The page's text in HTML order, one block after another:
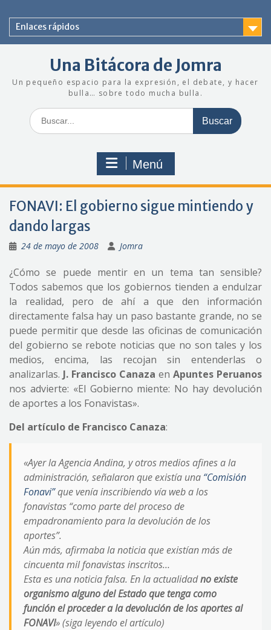
contenido
Enlaces rápidos
Una Bitácora de Jomra
Un pequeño espacio para la expresión, el debate, y hacer
bulla… sobre todo mucha bulla.
Buscar:
Menú
FONAVI: El gobierno sigue mintiendo y
dando largas
24 de mayo de 2008 Jomra
¿Cómo se puede mentir en un tema tan sensible?
Todos sabemos que los gobiernos tienden a endulzar
la realidad, pero de ahí a que den información
directamente falsa hay un paso bastante grande, no se
puede permitir que desde las oficinas de comunicación
del gobierno se rebote noticias que no son tales y los
medios, encima, las recojan sin entenderlas o
analizarlas. J. Francisco Canaza en Apuntes Peruanos
nos advierte: «El Gobierno miente: No hay devolución
de aportes a los Fonavistas».
Del artículo de Francisco Canaza:
«Ayer la Agencia Andina, y otros medios afines a la
administración, señalaron que existía una “Comisión
Fonavi”que venía inscribiendo vía web a los
fonavistas “como parte del proceso de
empadronamiento para la devolución de los
aportes”.
Aún más, afirmaba la noticia que existían más de
cincuenta mil fonavistas inscritos…
Esta es una noticia falsa. En la actualidadno existe
organismo alguno del Estado que tenga como
función el proceder a la devolución de los aportes al
FONAVI» (siga leyendo el artículo)